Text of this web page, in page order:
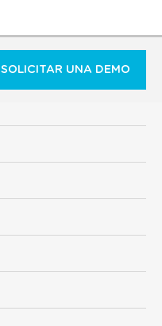
SOLICITAR UNA DEMO